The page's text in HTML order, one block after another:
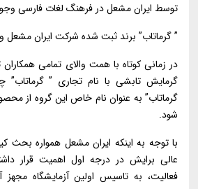
توسط ایران مشعل در فرهنگ لغات فارسی
” گرماتاب” برند ثبت شده شرکت ایران
در زمانی کوتاه با همت والای تمامی
گرمایش تابشی با نام تجاری ”
گرماتاب” به عنوان نام خاص این گروه از
شود.
با توجه به اینکه ایران مشعل همواره
عالی برایش در درجه اول اهمیت قرار
فعالیت، به تاسیس اولین آزمایشگاه مجهز